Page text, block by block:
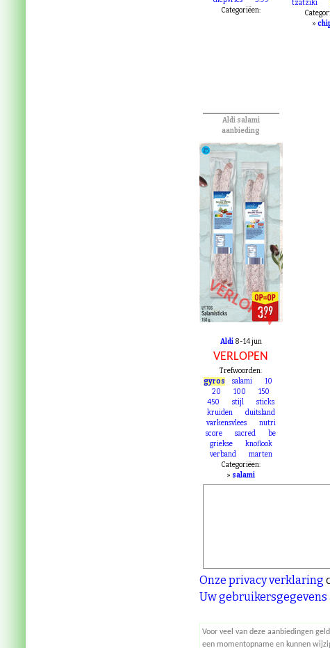
eridanous
diepvries
flavour
Aldi salami
aanbieding
VERLOPEN
Aldi8-14 jun
VERLOPEN
Trefwoorden:
gyros
salami
10
20
100
150
450
stijl
sticks
duitsland
varkensvlees
nutri
score
sacred
griekse
knoflook
verband
marten
Onze privacy verklaring